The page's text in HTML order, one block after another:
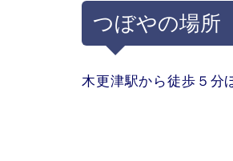
つぼやの場所
木更津駅から徒歩５分